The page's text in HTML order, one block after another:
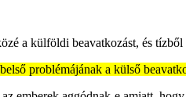
a külföldi beavatkozást, és
problémájának a külső